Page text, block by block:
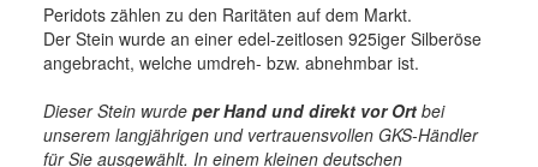
Peridots zählen zu den Raritäten auf dem Markt.
Der Stein wurde an einer edel-zeitlosen 925iger Silberöse
angebracht, welche umdreh- bzw. abnehmbar ist.
Dieser Stein wurde per Hand und direkt vor Ort bei
unserem langjährigen und vertrauensvollen GKS-Händler
für Sie ausgewählt. In einem kleinen deutschen